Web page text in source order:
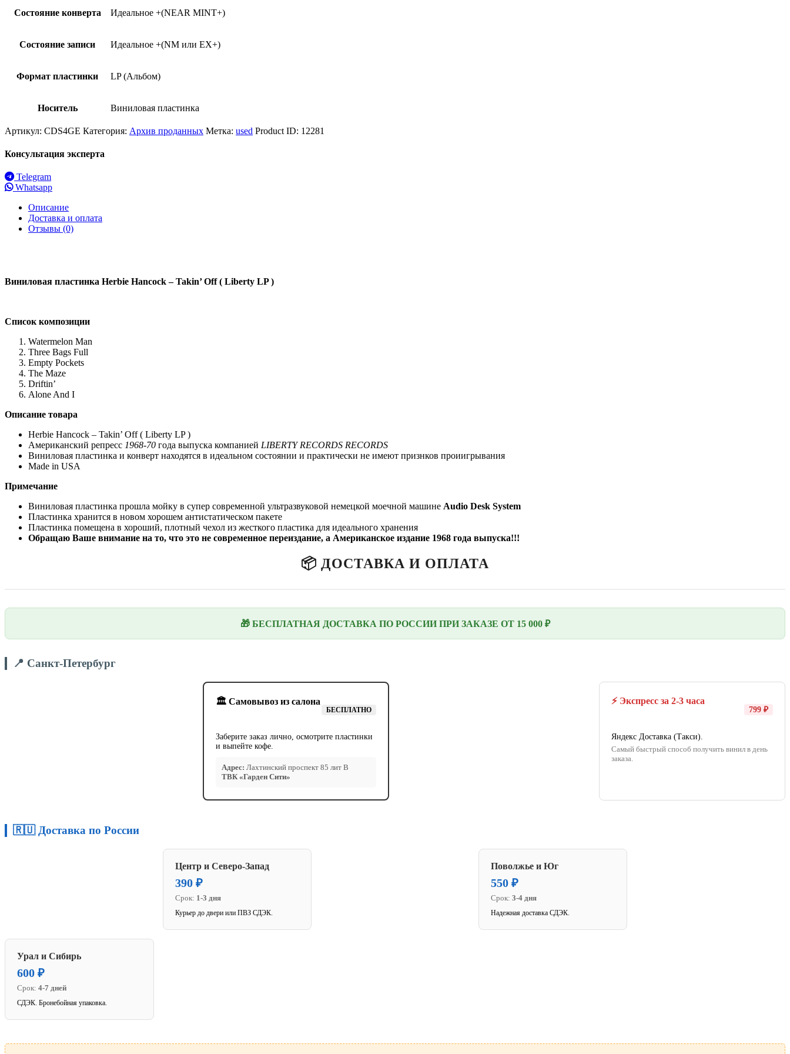
Состояние конверта Идеальное +(NEAR MINT+)
Состояние записи Идеальное +(NM или EX+)
Формат пластинки LP (Альбом)
Носитель Виниловая пластинка
Артикул: CDS4GE Категория: Архив проданных Метка: used Product ID: 12281
Консультация эксперта
Telegram
Whatsapp
Описание
Доставка и оплата
Отзывы (0)
Виниловая пластинка Herbie Hancock – Takin’ Off ( Liberty LP )
Список композиции
Watermelon Man
Three Bags Full
Empty Pockets
The Maze
Driftin’
Alone And I
Описание товара
Herbie Hancock – Takin’ Off ( Liberty LP )
Американский репресс 1968-70 года выпуска компанией LIBERTY RECORDS RECORDS
Виниловая пластинка и конверт находятся в идеальном состоянии и практически не имеют признков проиигрывания
Made in USA
Примечание
Виниловая пластинка прошла мойку в супер современной ультразвуковой немецкой моечной машине Audio Desk System
Пластинка хранится в новом хорошем антистатическом пакете
Пластинка помещена в хороший, плотный чехол из жесткого пластика для идеального хранения
Обращаю Ваше внимание на то, что это не современное переиздание, а Американское издание 1968 года выпуска!!!
📦 ДОСТАВКА И ОПЛАТА
🎁 БЕСПЛАТНАЯ ДОСТАВКА ПО РОССИИ ПРИ ЗАКАЗЕ ОТ 15 000 ₽
📍 Санкт-Петербург
🏛️ Самовывоз из салона
БЕСПЛАТНО
Заберите заказ лично, осмотрите пластинки
и выпейте кофе.
Адрес: Лахтинский проспект 85 лит В
ТВК «Гарден Сити»
⚡ Экспресс за 2-3 часа
799 ₽
Яндекс Доставка (Такси).
Самый быстрый способ получить винил в день
заказа.
🇷🇺 Доставка по России
Центр и Северо-Запад
390 ₽
Срок: 1-3 дня
Курьер до двери или ПВЗ СДЭК.
Поволжье и Юг
550 ₽
Срок: 3-4 дня
Надежная доставка СДЭК.
Урал и Сибирь
600 ₽
Срок: 4-7 дней
СДЭК. Бронебойная упаковка.